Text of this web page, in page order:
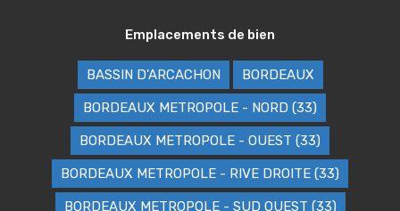
Emplacements de bien
BASSIN D'ARCACHON BORDEAUX
BORDEAUX METROPOLE - NORD (33)
BORDEAUX METROPOLE - OUEST (33)
BORDEAUX METROPOLE - RIVE DROITE (33)
BORDEAUX METROPOLE - SUD OUEST (33)